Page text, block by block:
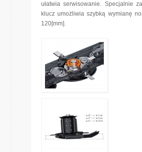
ułatwia serwisowanie. Specjalnie
klucz umożliwia szybką wymianę
120[mm].